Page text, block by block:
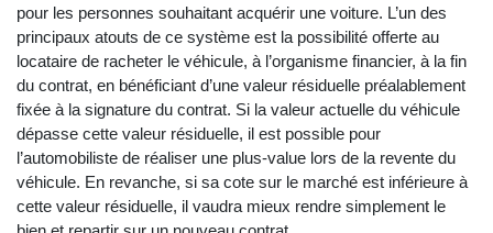
pour les personnes souhaitant acquérir une voiture. L’un des
principaux atouts de ce système est la possibilité offerte au
locataire de racheter le véhicule, à l’organisme financier, à la fin
du contrat, en bénéficiant d’une valeur résiduelle préalablement
fixée à la signature du contrat. Si la valeur actuelle du véhicule
dépasse cette valeur résiduelle, il est possible pour
l’automobiliste de réaliser une plus-value lors de la revente du
véhicule. En revanche, si sa cote sur le marché est inférieure à
cette valeur résiduelle, il vaudra mieux rendre simplement le